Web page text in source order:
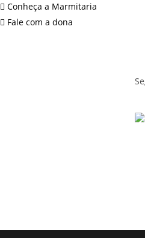
Conheça a Marmitaria
Fale com a dona